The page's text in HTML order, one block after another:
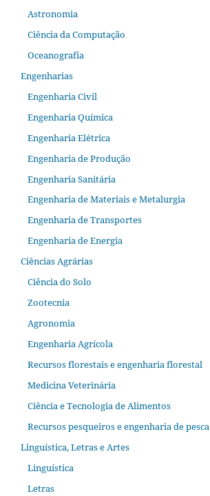
Astronomia
Ciência da Computação
Oceanografia
Engenharias
Engenharia Civil
Engenharia Química
Engenharia Elétrica
Engenharia de Produção
Engenharia Sanitária
Engenharia de Materiais e Metalurgia
Engenharia de Transportes
Engenharia de Energia
Ciências Agrárias
Ciência do Solo
Zootecnia
Agronomia
Engenharia Agrícola
Recursos florestais e engenharia florestal
Medicina Veterinária
Ciência e Tecnologia de Alimentos
Recursos pesqueiros e engenharia de pesca
Linguística, Letras e Artes
Linguística
Letras